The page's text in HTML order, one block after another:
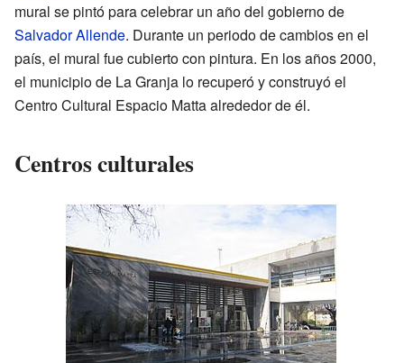
mural se pintó para celebrar un año del gobierno de
Salvador Allende. Durante un periodo de cambios en el
país, el mural fue cubierto con pintura. En los años 2000,
el municipio de La Granja lo recuperó y construyó el
Centro Cultural Espacio Matta alrededor de él.
Centros culturales